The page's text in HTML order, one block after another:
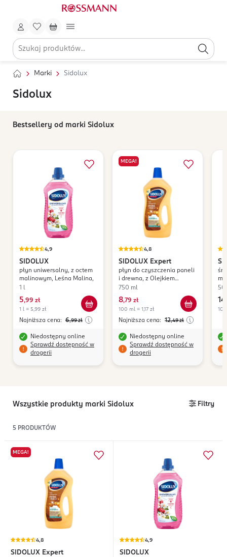
Marki Sidolux
Sidolux
Bestsellery od marki Sidolux
4,9
SIDOLUX
płyn uniwersalny, z octem
malinowym, Leśna Malina,
1 l
5,99 zł
1 l = 5,99 zł
Najniższa cena: 6,99 zł
Niedostępny online
Sprawdź dostępność w
drogerii
MEGA!
4,8
SIDOLUX Expert
płyn do czyszczenia paneli
i drewna, z Olejkiem
Arganowym
750 ml
8,79 zł
100 ml = 1,17 zł
Najniższa cena: 12,49 zł
Niedostępny online
Sprawdź dostępność w
drogerii
14
Wszystkie produkty marki Sidolux Filtry
5 PRODUKTÓW
MEGA!
4,8
SIDOLUX Expert
4,9
SIDOLUX